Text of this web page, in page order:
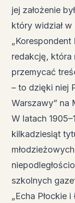
jej założenie
który widział
„Korespondent
redakcję, która
przemycać
– to dzięki niej
Warszawy” na
W latach
kilkadziesiąt
szkolnych
„Echa Płockie